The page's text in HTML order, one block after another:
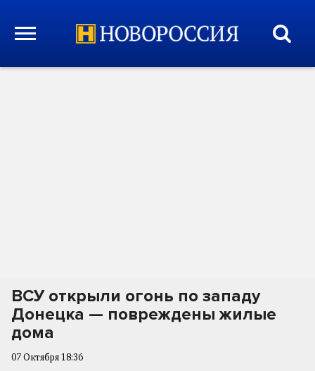
ВСУ открыли огонь по западу
Донецка — повреждены жилые
дома
07 Октября 18:36